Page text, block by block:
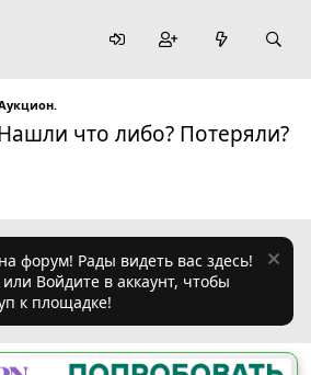
что либо? Потеряли?
форум! Рады видеть вас здесь!
Войдите в аккаунт, чтобы
к площадке!